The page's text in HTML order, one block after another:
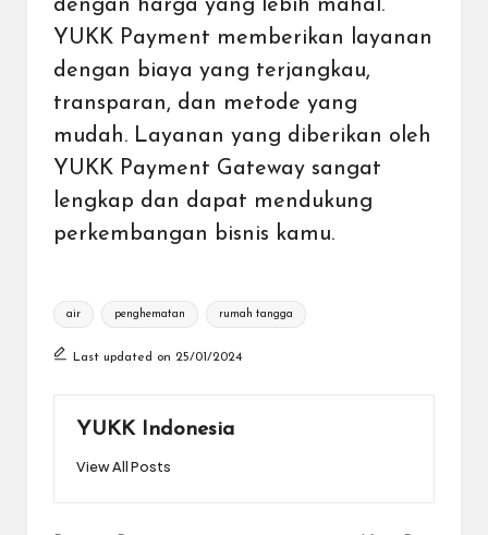
dengan harga yang lebih mahal.
YUKK Payment memberikan layanan
dengan biaya yang terjangkau,
transparan, dan metode yang
mudah. Layanan yang diberikan oleh
YUKK Payment Gateway sangat
lengkap dan dapat mendukung
perkembangan bisnis kamu.
Tags:
air penghematan rumah tangga
Last updated on 25/01/2024
YUKK Indonesia
View All Posts